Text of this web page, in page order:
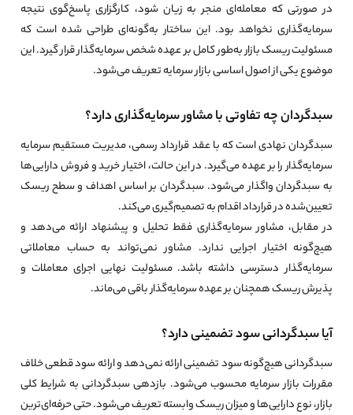
در صورتی که معامله‌ای منجر به زیان شود، کارگزاری پاسخ‌گوی نتیجه
سرمایه‌گذاری نخواهد بود. این ساختار به‌گونه‌ای طراحی شده است که
مسئولیت ریسک بازار به‌طور کامل بر عهده شخص سرمایه‌گذار قرار گیرد. این
موضوع یکی از اصول اساسی بازار سرمایه تعریف می‌شود.
سبدگردان چه تفاوتی با مشاور سرمایه‌گذاری دارد؟
سبدگردان نهادی است که با عقد قرارداد رسمی، مدیریت مستقیم سرمایه
سرمایه‌گذار را بر عهده می‌گیرد. در این حالت، اختیار خرید و فروش دارایی‌ها
به سبدگردان واگذار می‌شود. سبدگردان بر اساس اهداف و سطح ریسک
تعیین‌شده در قرارداد اقدام به تصمیم‌گیری می‌کند.
در مقابل، مشاور سرمایه‌گذاری فقط تحلیل و پیشنهاد ارائه می‌دهد و
هیچ‌گونه اختیار اجرایی ندارد. مشاور نمی‌تواند به حساب معاملاتی
سرمایه‌گذار دسترسی داشته باشد. مسئولیت نهایی اجرای معاملات و
پذیرش ریسک همچنان بر عهده سرمایه‌گذار باقی می‌ماند.
آیا سبدگردانی سود تضمینی دارد؟
سبدگردانی هیچ‌گونه سود تضمینی ارائه نمی‌دهد و ارائه سود قطعی خلاف
مقررات بازار سرمایه محسوب می‌شود. بازدهی سبدگردانی به شرایط کلی
بازار، نوع دارایی‌ها و میزان ریسک وابسته تعریف می‌شود. حتی حرفه‌ای‌ترین